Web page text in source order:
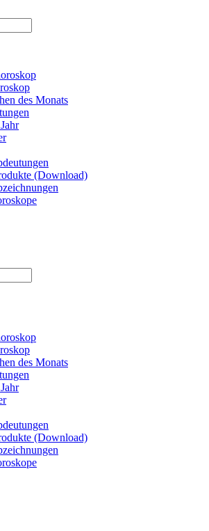
des Monats
(Download)
des Monats
(Download)